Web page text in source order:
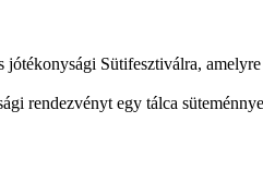
Sütifesztiválra,
rendezvényt egy tálca